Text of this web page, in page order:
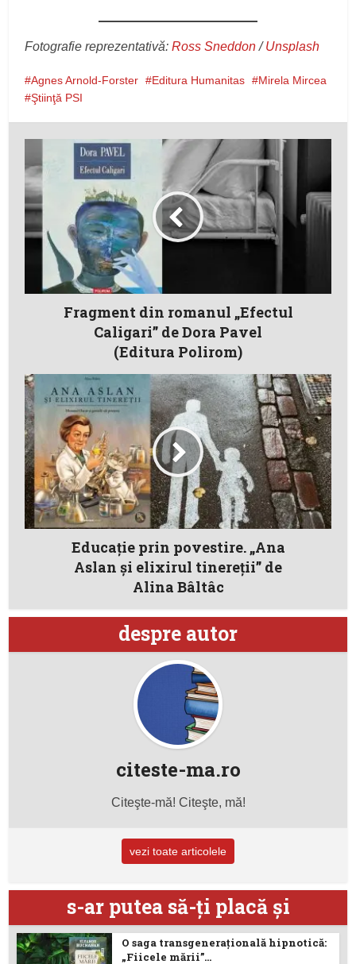
Fotografie reprezentativă:Ross Sneddon/Unsplash
Agnes Arnold-Forster Editura Humanitas
Mirela Mircea
Ştiinţă PSI
Fragment din romanul „Efectul
Caligari” de Dora Pavel
(Editura Polirom)
Educație prin povestire. „Ana
Aslan și elixirul tinereții” de
Alina Bâltâc
despre autor
citeste-ma.ro
Citeşte-mă! Citeşte, mă!
vezi toate articolele
s-ar putea să-ţi placă şi
O saga transgenerațională hipnotică:
„Fiicele mării”...